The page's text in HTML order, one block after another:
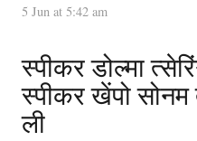
5 Jun at 5:42 am
स्पीकर डोल्मा
स्पीकर खेंपो
ली